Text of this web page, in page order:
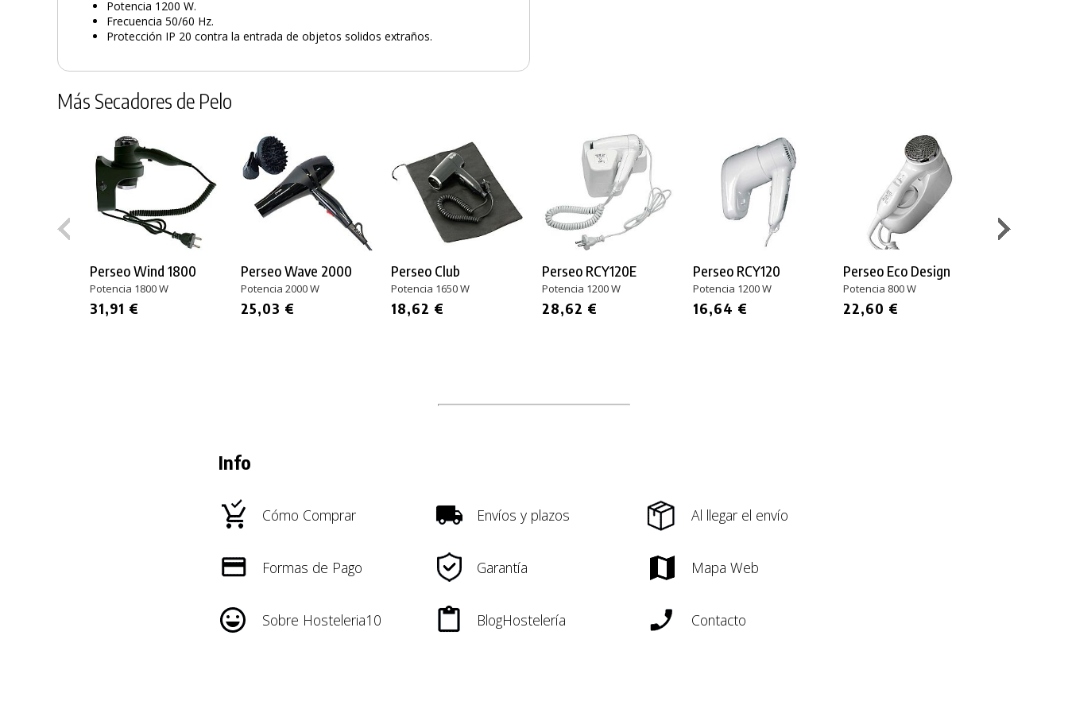
Potencia 1200 W.
Frecuencia 50/60 Hz.
Protección IP 20 contra la entrada de objetos solidos extraños.
Más Secadores de Pelo
Perseo Wind 1800
Potencia 1800 W
31,91 €
Perseo Wave 2000
Potencia 2000 W
25,03 €
Perseo Club
Potencia 1650 W
18,62 €
Perseo RCY120E
Potencia 1200 W
28,62 €
Perseo RCY120
Potencia 1200 W
16,64 €
Perseo Eco Design
Potencia 800 W
22,60 €
Info
Cómo Comprar Envíos y plazos Al llegar el envío
Formas de Pago Garantía Mapa Web
Sobre Hosteleria10 BlogHostelería Contacto